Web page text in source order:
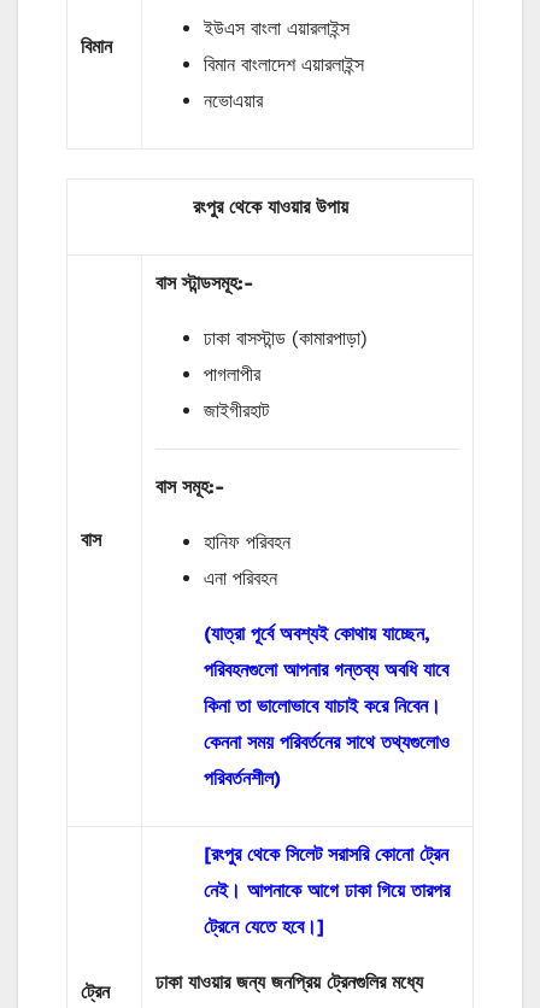
বিমান
ইউএস বাংলা এয়ারলাইন্স
বিমান বাংলাদেশ এয়ারলাইন্স
নভোএয়ার
রংপুর থেকে যাওয়ার উপায়
বাস
বাস স্টান্ডসমূহ:-
ঢাকা বাসস্টান্ড (কামারপাড়া)
পাগলাপীর
জাইগীরহাট
বাস সমূহ:-
হানিফ পরিবহন
এনা পরিবহন
(যাত্রা পূর্বে অবশ্যই কোথায় যাচ্ছেন,
পরিবহনগুলো আপনার গন্তব্য অবধি যাবে
কিনা তা ভালোভাবে যাচাই করে নিবেন।
কেননা সময় পরিবর্তনের সাথে তথ্যগুলোও
পরিবর্তনশীল)
ট্রেন
[রংপুর থেকে সিলেট সরাসরি কোনো ট্রেন
নেই। আপনাকে আগে ঢাকা গিয়ে তারপর
ট্রেনে যেতে হবে।]
ঢাকা যাওয়ার জন্য জনপ্রিয় ট্রেনগুলির মধ্যে